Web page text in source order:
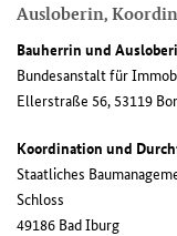
Ausloberin,
Bauherrin und
Bundesanstalt für
Ellerstraße 56, 53119
Koordination und
Staatliches
Schloss
49186 Bad Iburg